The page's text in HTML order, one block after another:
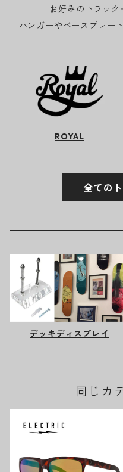
お好みのトラック
ハンガーやベースプレー
ROYAL
全ての
デッキディスプレイ
同じカ